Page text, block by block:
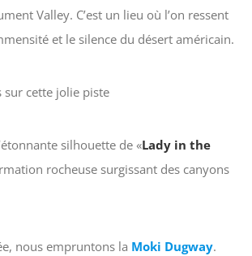
Valley. C’est un lieu où l’on ressent
et le silence du désert américain.
cette jolie piste
silhouette de «Lady in the
rocheuse surgissant des canyons
nous empruntons la Moki Dugway.